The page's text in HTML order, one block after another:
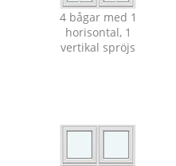
4 bågar med 1
horisontal, 1
vertikal spröjs